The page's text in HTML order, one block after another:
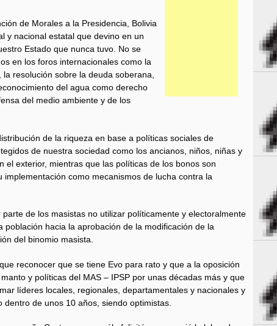
de Morales a la Presidencia, Bolivia
y nacional estatal que devino en un
Estado que nunca tuvo. No se
en los foros internacionales como la
resolución sobre la deuda soberana,
del agua como derecho
del medio ambiente y de los
de la riqueza en base a políticas sociales de
de nuestra sociedad como los ancianos, niños, niñas y
el exterior, mientras que las políticas de los bonos son
como mecanismos de lucha contra la
de los masistas no utilizar políticamente y electoralmente
población hacia la aprobación de la modificación de la
del binomio masista.
reconocer que se tiene Evo para rato y que a la oposición
y políticas del MAS – IPSP por unas décadas más y que
líderes locales, regionales, departamentales y nacionales y
de unos 10 años, siendo optimistas.